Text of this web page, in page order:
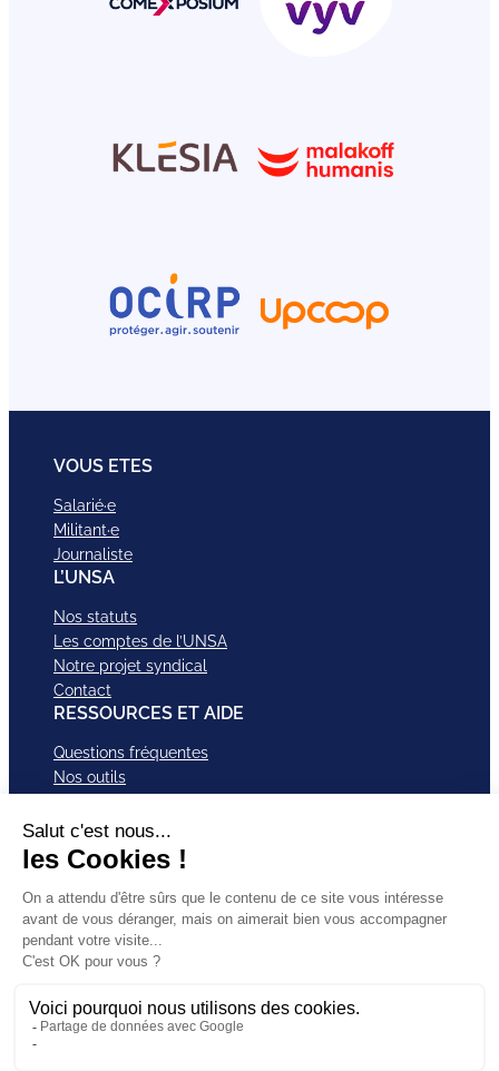
VOUS ETES
Salarié·e
Militant·e
Journaliste
L’UNSA
Nos statuts
Les comptes de l’UNSA
Notre projet syndical
Contact
RESSOURCES ET AIDE
Questions fréquentes
Nos outils
Nos structures et services
Je VEUX Adhérer
ABonnez-vous à nos newsletter
Mentions légales
Politique de
Facebook